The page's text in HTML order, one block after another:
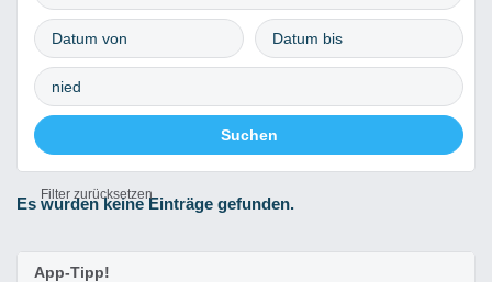
Filter zurücksetzen
Es wurden keine Einträge gefunden.
App-Tipp!